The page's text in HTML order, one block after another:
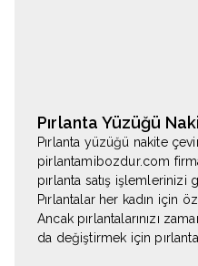
Pırlanta Yüzüğü
Pırlanta yüzüğü nakite
pirlantamibozdur.com
pırlanta satış işlemlerinizi
Pırlantalar her kadın için
Ancak pırlantalarınızı
da değiştirmek için